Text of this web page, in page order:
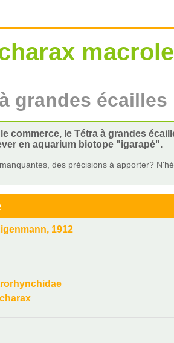
grandes écailles
commerce, le Tétra à grandes
en aquarium biotope "igarapé".
des précisions à apporter?
1912